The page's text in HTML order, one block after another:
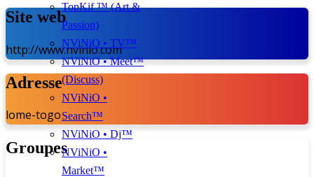
Site web
http://www.nvinio.com
Adresse
lome-togo
Groupes
TopKif ™ (Art &
Passion)
NViNiO • TV™
NViNiO • Meet™
(Discuss)
NViNiO •
Search™
NViNiO • Dj™
NViNiO •
Market™